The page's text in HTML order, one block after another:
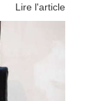
Lire l'article